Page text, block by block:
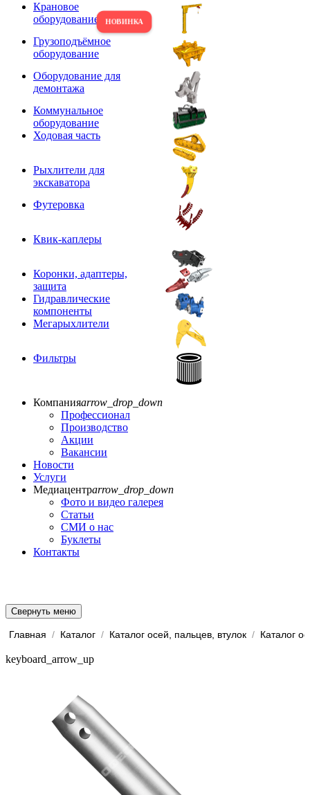
Крановое
оборудование
Грузоподъёмное
оборудование
Оборудование для
демонтажа
Коммунальное
оборудование
Ходовая часть
Рыхлители для
экскаватора
Футеровка
Квик-каплеры
Коронки, адаптеры,
защита
Гидравлические
компоненты
Мегарыхлители
Фильтры
Компанияarrow_drop_down
Профессионал
Производство
Акции
Вакансии
Новости
Услуги
Медиацентрarrow_drop_down
Фото и видео галерея
Статьи
СМИ о нас
Буклеты
Контакты
Свернуть меню
Главная / Каталог / Каталог осей, пальцев, втулок / Каталог
keyboard_arrow_up